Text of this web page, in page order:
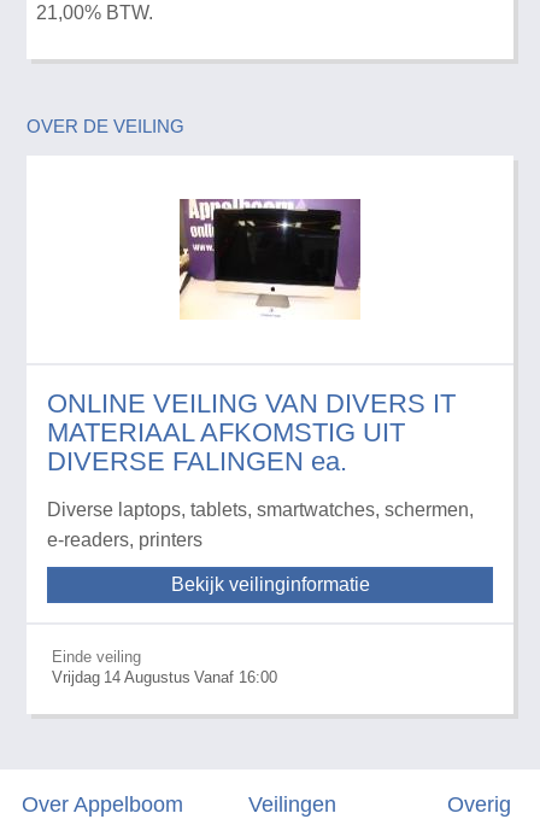
21,00% BTW.
OVER DE VEILING
ONLINE VEILING VAN DIVERS IT
MATERIAAL AFKOMSTIG UIT
DIVERSE FALINGEN ea.
Diverse laptops, tablets, smartwatches, schermen,
e-readers, printers
Bekijk veilinginformatie
Einde veiling
Vrijdag 14 Augustus Vanaf 16:00
Over Appelboom Veilingen Overig